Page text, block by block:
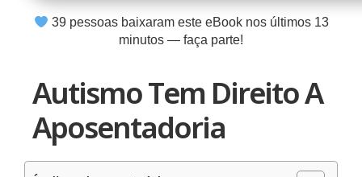
39pessoas baixaram este eBook nos últimos 13
minutos — faça parte!
Autismo Tem Direito A
Aposentadoria